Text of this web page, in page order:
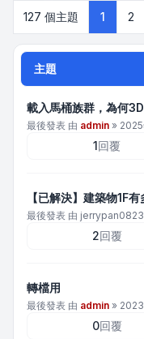
127 個主題
1 2
主題
載入馬桶族群，為何
最後發表 由 admin »
1回覆
【已解決】建築物1F
最後發表 由 jerrypan0823
2回覆
轉檔用
最後發表 由 admin »
0回覆